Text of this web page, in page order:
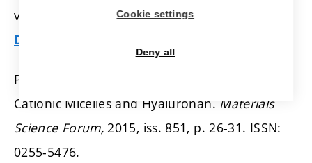
vol. 1648, iss. 1,
p. 1-4.ISSN: 1551-7616.
Detail
PILGROVÁ, T.; PEKAŘ, M. Interaction between
Cationic Micelles and Hyaluronan. Materials
Science Forum,2015, iss. 851, p. 26-31. ISSN:
0255-5476.
Cookie settings
Deny all